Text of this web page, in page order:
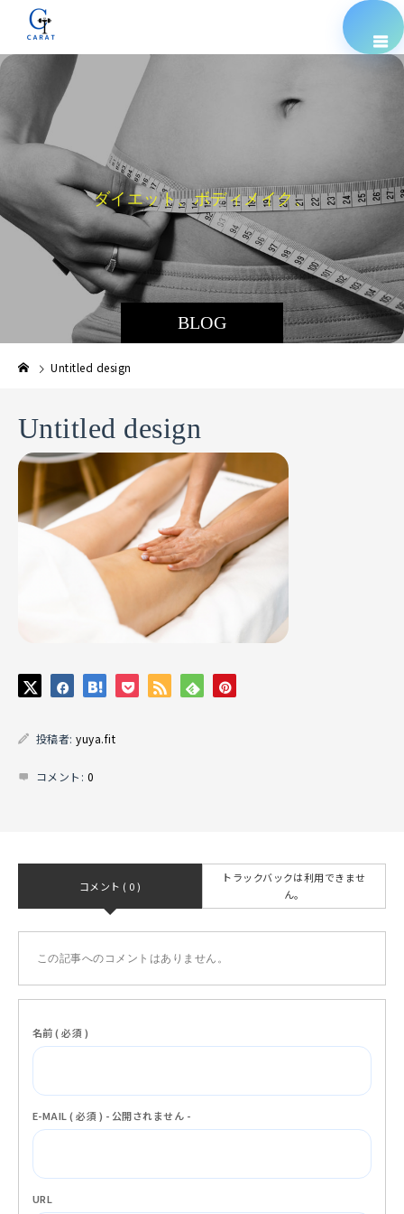
BLOG
ダイエット、ボディメイク、栄養指
Untitled design
Untitled design
投稿者:yuya.fit
コメント: 0
コメント ( 0 )
トラックバックは利用できませ
ん。
この記事へのコメントはありません。
名前 ( 必須 )
E-MAIL ( 必須 ) - 公開されません -
URL